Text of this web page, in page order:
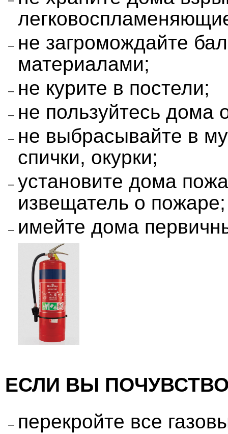
не загромождайте
материалами;
не курите в постели;
не пользуйтесь дома
не выбрасывайте в
спички, окурки;
установите дома
извещатель о пожаре;
имейте дома
ЕСЛИ ВЫ
перекройте все